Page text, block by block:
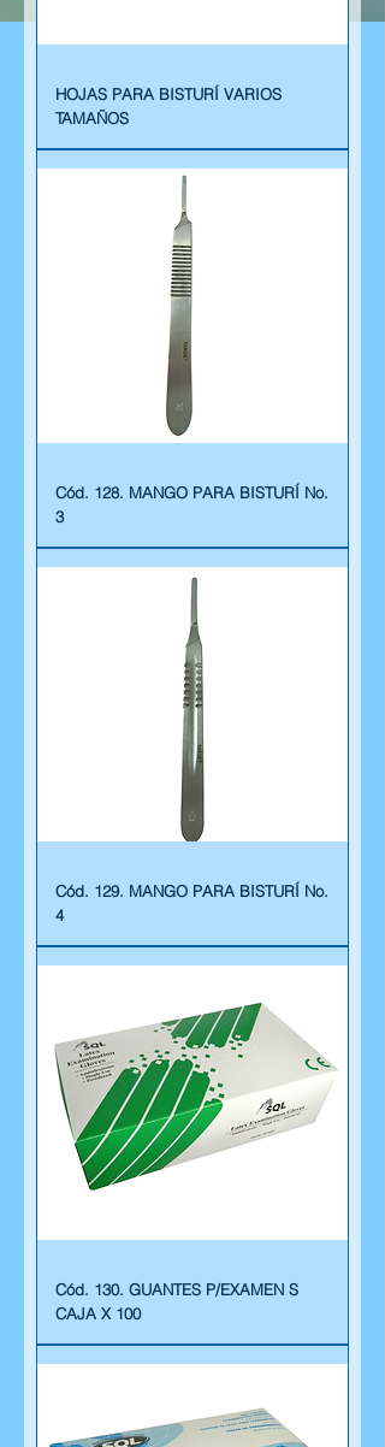
HOJAS PARA BISTURÍ VARIOS
TAMAÑOS
Cód. 128. MANGO PARA BISTURÍ No.
3
Cód. 129. MANGO PARA BISTURÍ No.
4
Cód. 130. GUANTES P/EXAMEN S
CAJA X 100